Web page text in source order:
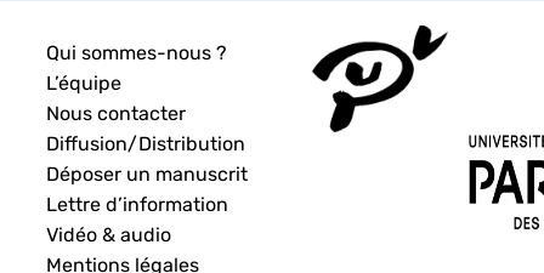
Qui sommes-nous ?
L’équipe
Nous contacter
Diffusion/Distribution
Déposer un manuscrit
Lettre d’information
Vidéo & audio
Mentions légales